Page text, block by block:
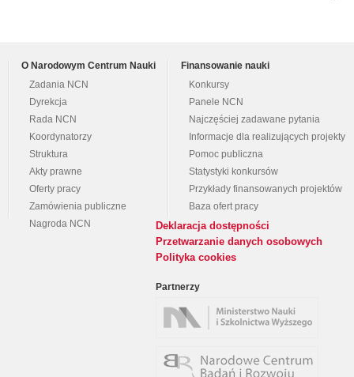
O Narodowym Centrum Nauki
Zadania NCN
Dyrekcja
Rada NCN
Koordynatorzy
Struktura
Akty prawne
Oferty pracy
Zamówienia publiczne
Nagroda NCN
Finansowanie nauki
Konkursy
Panele NCN
Najczęściej zadawane pytania
Informacje dla realizujących projekty
Pomoc publiczna
Statystyki konkursów
Przykłady finansowanych projektów
Baza ofert pracy
Deklaracja dostępności
Przetwarzanie danych osobowych
Polityka cookies
Partnerzy